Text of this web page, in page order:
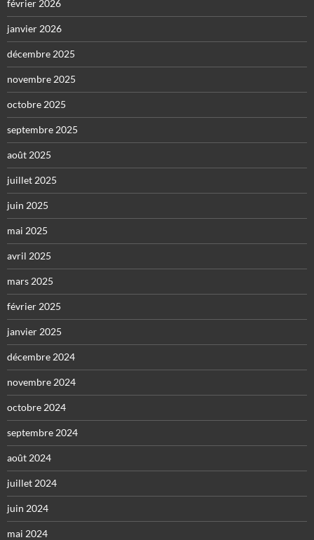
février 2026
janvier 2026
décembre 2025
novembre 2025
octobre 2025
septembre 2025
août 2025
juillet 2025
juin 2025
mai 2025
avril 2025
mars 2025
février 2025
janvier 2025
décembre 2024
novembre 2024
octobre 2024
septembre 2024
août 2024
juillet 2024
juin 2024
mai 2024